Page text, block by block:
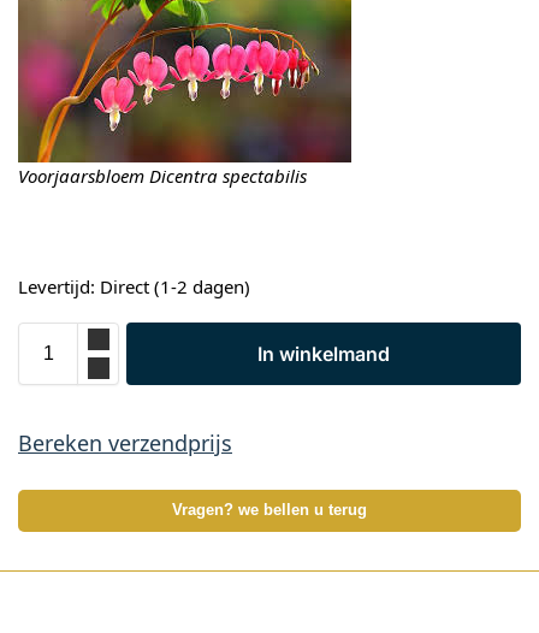
Voorjaarsbloem Dicentra spectabilis
Levertijd: Direct (1-2 dagen)
In winkelmand
Bereken verzendprijs
Vragen? we bellen u terug